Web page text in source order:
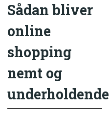
Sådan bliver
online
shopping
nemt og
underholdende